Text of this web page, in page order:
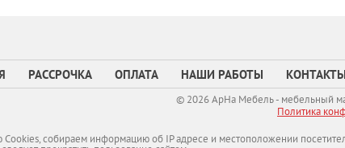
РАССРОЧКА ОПЛАТА НАШИ РАБОТЫ КОНТАКТЫ
© 2026 АрНа Мебель - мебельный
Политикa
собираем информацию об IP адресе и местоположении